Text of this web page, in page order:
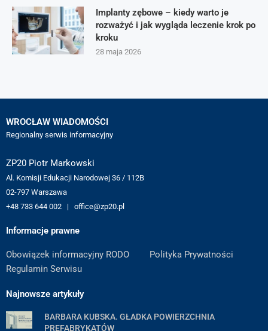
Implanty zębowe – kiedy warto je
rozważyć i jak wygląda leczenie krok po
kroku
28 maja 2026
WROCŁAW WIADOMOŚCI
Regionalny serwis informacyjny
ZP20 Piotr Markowski
Al. Komisji Edukacji Narodowej 36 / 112B
02-797 Warszawa
+48 733 644 002 | office@zp20.pl
Informacje prawne
Obowiązek informacyjny RODO
Polityka Prywatności
Regulamin Serwisu
Najnowsze artykuły
BARBARA KUBSKA. GŁADKA POWIERZCHNIA
PREFABRYKATÓW